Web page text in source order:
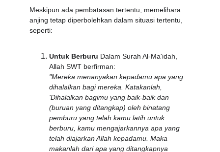
Meskipun ada pembatasan tertentu, memelihara
anjing tetap diperbolehkan dalam situasi tertentu,
seperti:
Untuk Berburu Dalam Surah Al-Ma'idah,
Allah SWT berfirman:
"Mereka menanyakan kepadamu apa yang
dihalalkan bagi mereka. Katakanlah,
'Dihalalkan bagimu yang baik-baik dan
(buruan yang ditangkap) oleh binatang
pemburu yang telah kamu latih untuk
berburu, kamu mengajarkannya apa yang
telah diajarkan Allah kepadamu. Maka
makanlah dari apa yang ditangkapnya